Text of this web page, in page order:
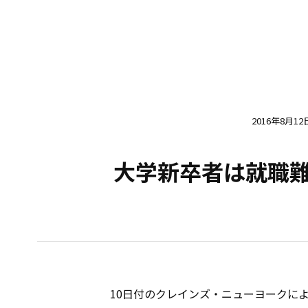
2016年8月12
大学新卒者は就職
10日付のクレインズ・ニューヨークに